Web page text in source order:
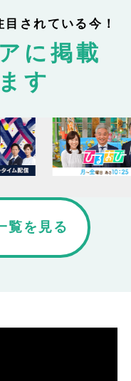
されている今！
に掲載
す
覧を見る